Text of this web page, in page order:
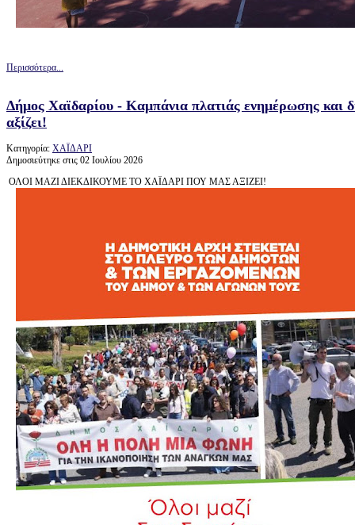
Περισσότερα...
Δήμος Χαϊδαρίου - Καμπάνια πλατιάς ενημέρωσης και
αξίζει!
Κατηγορία: ΧΑΪΔΑΡΙ
Δημοσιεύτηκε στις 02 Ιουλίου 2026
ΟΛΟΙ ΜΑΖΙ ΔΙΕΚΔΙΚΟΥΜΕ ΤΟ ΧΑΪΔΑΡΙ ΠΟΥ ΜΑΣ ΑΞΙΖΕΙ!